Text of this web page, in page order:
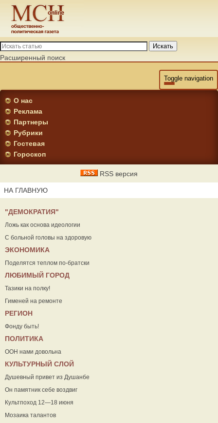
Искать
Расширенный поиск
Toggle navigation
О нас
Реклама
Партнеры
Рубрики
Гостевая
Гороскоп
RSS версия
НА ГЛАВНУЮ
"ДЕМОКРАТИЯ"
Ложь как основа идеологии
С больной головы на здоровую
ЭКОНОМИКА
Поделятся теплом по-братски
ЛЮБИМЫЙ ГОРОД
Тазики на полку!
Гименей на ремонте
РЕГИОН
Фонду быть!
ПОЛИТИКА
ООН нами довольна
КУЛЬТУРНЫЙ СЛОЙ
Душевный привет из Душанбе
Он памятник себе воздвиг
Культпоход 12—18 июня
Мозаика талантов